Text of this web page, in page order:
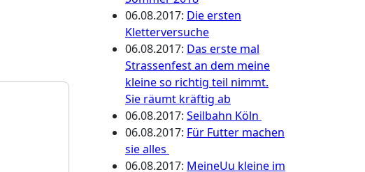
06.08.2017: Die ersten
Kletterversuche
06.08.2017: Das erste mal
Strassenfest an dem meine
kleine so richtig teil nimmt.
Sie räumt kräftig ab
06.08.2017: Seilbahn Köln
06.08.2017: Für Futter machen
sie alles
06.08.2017: MeineUu kleine im